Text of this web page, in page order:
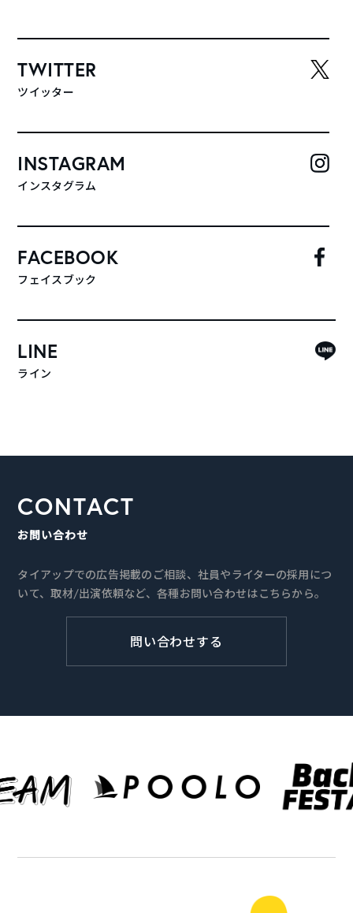
TWITTER
ツイッター
INSTAGRAM
インスタグラム
FACEBOOK
フェイスブック
LINE
ライン
CONTACT
お問い合わせ
タイアップでの広告掲載のご相談、社員やライターの採用につ
いて、取材/出演依頼など、各種お問い合わせはこちらから。
問い合わせする